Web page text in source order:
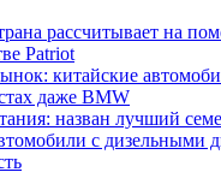
рассчитывает на
Patriot
китайские
даже BMW
назван лучший
с дизельными